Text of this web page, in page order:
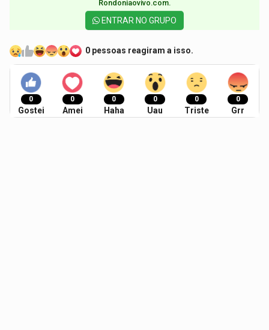
Rondoniaovivo.com.​
ENTRAR NO GRUPO
0 pessoas reagiram a isso.
0
Gostei
0
Amei
0
Haha
0
Uau
0
Triste
0
Grr